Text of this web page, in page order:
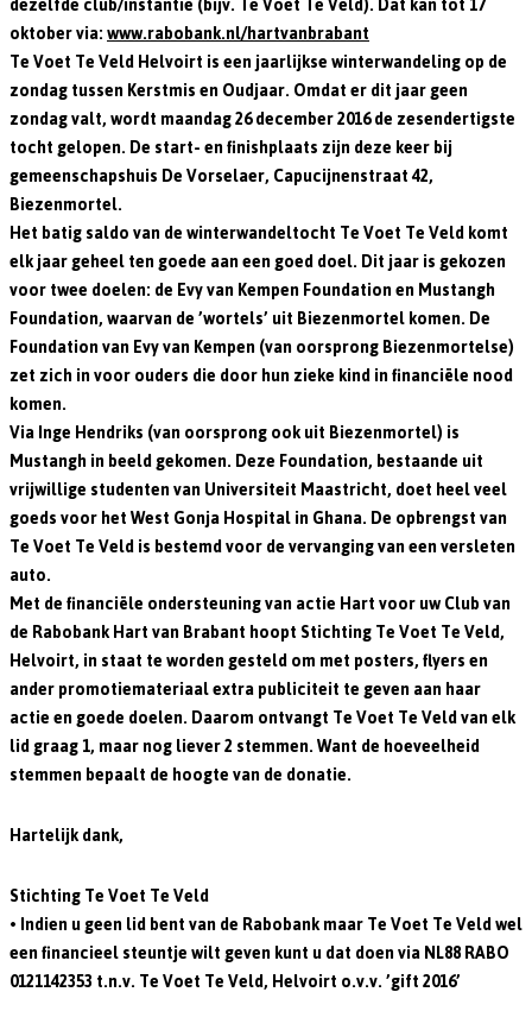
oktober via:www.rabobank.nl/hartvanbrabant
Te Voet Te Veld Helvoirt is een jaarlijkse winterwandeling op de
zondag tussen Kerstmis en Oudjaar. Omdat er dit jaar geen
zondag valt, wordt maandag 26 december 2016 de zesendertigste
tocht gelopen. De start- en finishplaats zijn deze keer bij
gemeenschapshuis De Vorselaer, Capucijnenstraat 42,
Biezenmortel.
Het batig saldo van de winterwandeltocht Te Voet Te Veld komt
elk jaar geheel ten goede aan een goed doel. Dit jaar is gekozen
voor twee doelen: de Evy van Kempen Foundation en Mustangh
Foundation, waarvan de ’wortels’ uit Biezenmortel komen. De
Foundation van Evy van Kempen (van oorsprong Biezenmortelse)
zet zich in voor ouders die door hun zieke kind in financiële nood
komen.
Via Inge Hendriks (van oorsprong ook uit Biezenmortel) is
Mustangh in beeld gekomen. Deze Foundation, bestaande uit
vrijwillige studenten van Universiteit Maastricht, doet heel veel
goeds voor het West Gonja Hospital in Ghana. De opbrengst van
Te Voet Te Veld is bestemd voor de vervanging van een versleten
auto.
Met de financiële ondersteuning van actie Hart voor uw Club van
de Rabobank Hart van Brabant hoopt Stichting Te Voet Te Veld,
Helvoirt, in staat te worden gesteld om met posters, flyers en
ander promotiemateriaal extra publiciteit te geven aan haar
actie en goede doelen. Daarom ontvangt Te Voet Te Veld van elk
lid graag 1, maar nog liever 2 stemmen. Want de hoeveelheid
stemmen bepaalt de hoogte van de donatie.
Hartelijk dank,
Stichting Te Voet Te Veld
• Indien u geen lid bent van de Rabobank maar Te Voet Te Veld wel
een financieel steuntje wilt geven kunt u dat doen via NL88 RABO
0121142353 t.n.v. Te Voet Te Veld, Helvoirt o.v.v. ’gift 2016’